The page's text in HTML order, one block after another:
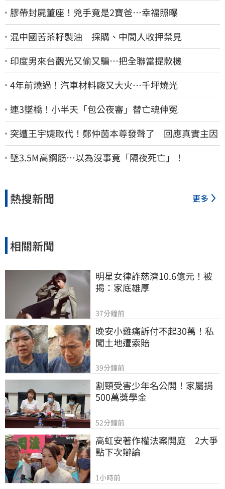
膠帶封屍董座！兇手竟是2寶爸…幸福照曝
混中國苦茶籽製油 採購、中間人收押禁見
印度男來台觀光又偷又騙…把全聯當提款機
4年前燒過！汽車材料廠又大火…千坪燒光
連3墜橋！小半天「包公夜審」替亡魂伸冤
突遭王宇婕取代！鄭仲茵本尊發聲了 回應真實主因
墜3.5M高鋼筋…以為沒事竟「隔夜死亡」！
熱搜新聞 更多
相關新聞
明星女律詐慈濟10.6億元！被
揭：家底雄厚
37分鐘前
晚安小雞痛訴付不起30萬！私
闖土地遭索賠
39分鐘前
割頸受害少年名公開！家屬捐
500萬獎學金
52分鐘前
高虹安著作權法案開庭　2大爭
點下次辯論
1小時前